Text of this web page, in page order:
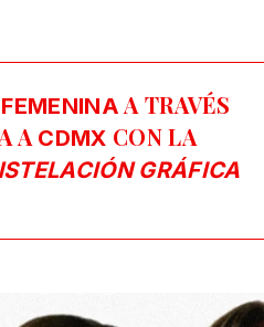
A TRAVÉS
A CDMX CON LA
GRÁFICA